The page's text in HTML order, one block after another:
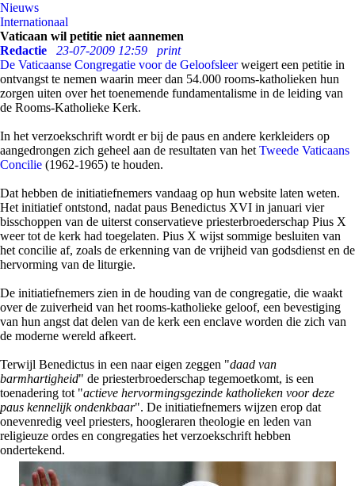
Nieuws
Internationaal
Vaticaan wil petitie niet aannemen
Redactie
23-07-2009 12:59
print
De Vaticaanse Congregatie voor de Geloofsleerweigert een petitie in
ontvangst te nemen waarin meer dan 54.000 rooms-katholieken hun
zorgen uiten over het toenemende fundamentalisme in de leiding van
de Rooms-Katholieke Kerk.
In het verzoekschrift wordt er bij de paus en andere kerkleiders op
aangedrongen zich geheel aan de resultaten van het Tweede Vaticaans
Concilie (1962-1965) te houden.
Dat hebben de initiatiefnemers vandaag op hun website laten weten.
Het initiatief ontstond, nadat paus Benedictus XVI in januari vier
bisschoppen van de uiterst conservatieve priesterbroederschap Pius X
weer tot de kerk had toegelaten. Pius X wijst sommige besluiten van
het concilie af, zoals de erkenning van de vrijheid van godsdienst en de
hervorming van de liturgie.
De initiatiefnemers zien in de houding van de congregatie, die waakt
over de zuiverheid van het rooms-katholieke geloof, een bevestiging
van hun angst dat delen van de kerk een enclave worden die zich van
de moderne wereld afkeert.
Terwijl Benedictus in een naar eigen zeggen "daad van
barmhartigheid" de priesterbroederschap tegemoetkomt, is een
toenadering tot "actieve hervormingsgezinde katholieken voor deze
paus kennelijk ondenkbaar". De initiatiefnemers wijzen erop dat
onevenredig veel priesters, hoogleraren theologie en leden van
religieuze ordes en congregaties het verzoekschrift hebben
ondertekend.